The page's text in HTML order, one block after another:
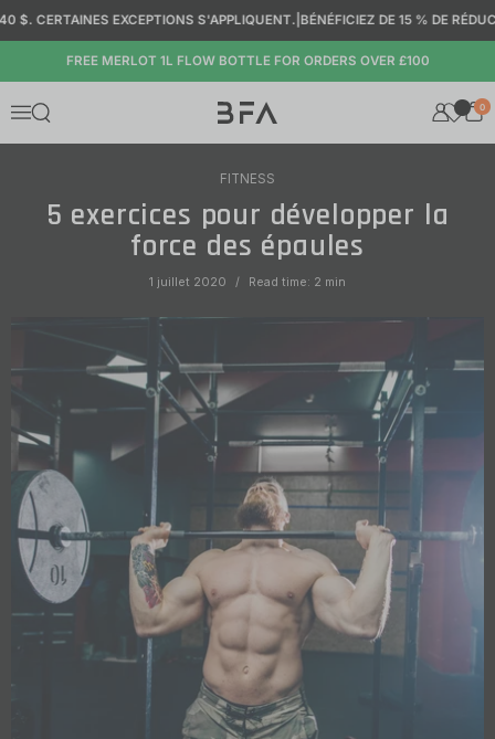
Passer au contenu
CERTAINES EXCEPTIONS S'APPLIQUENT.|BÉNÉFICIEZ DE 15 % DE
FREE MERLOT 1L FLOW BOTTLE FOR ORDERS OVER £100
Menu
Ouvrir la fenêtre de recherche 0
FITNESS
5 exercices pour développer la
force des épaules
1 juillet 2020 Read time: 2 min